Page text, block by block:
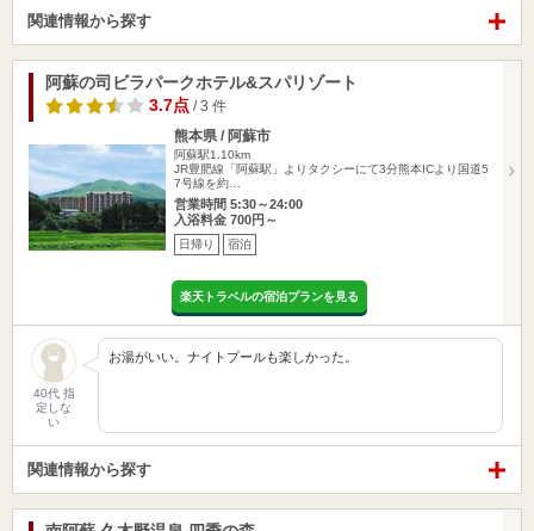
関連情報から探す
阿蘇の司ビラパークホテル&スパリゾート
3.7点 / 3 件
熊本県 / 阿蘇市
阿蘇駅1.10km
JR豊肥線「阿蘇駅」よりタクシーにて3分熊本ICより国道5
7号線を約…
営業時間 5:30～24:00
入浴料金 700円～
日帰り 宿泊
楽天トラベルの宿泊プランを見る
40代 指
定しな
い
お湯がいい。ナイトプールも楽しかった。
関連情報から探す